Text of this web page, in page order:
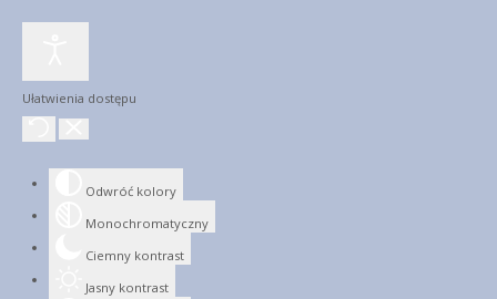
Ułatwienia dostępu
Odwróć kolory
Monochromatyczny
Ciemny kontrast
Jasny kontrast